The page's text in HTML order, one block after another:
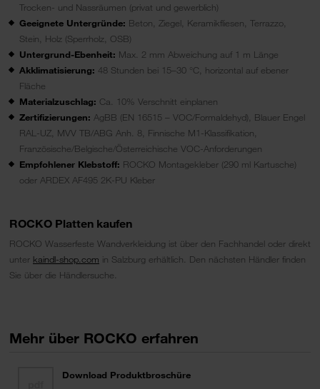
Trocken- und Nassräumen (privat und gewerblich)
Geeignete Untergründe: Beton, Ziegel, Keramikfliesen, Terrazzo,
Stein, Holz (Sperrholz, OSB)
Untergrund-Ebenheit: Max. 2 mm Abweichung auf 1 m Länge
Akklimatisierung: 48 Stunden bei 15–30 °C, horizontal auf ebener
Fläche
Materialzuschlag: Ca. 10% Verschnitt einplanen
Zertifizierungen: AgBB (EN 16515 – VOC/Formaldehyd), Blauer Engel
RAL-UZ, MVV TB/ABG Anh. 8, Finnische M1-Klassifikation,
Französische/Belgische/Österreichische VOC-Anforderungen
Empfohlener Klebstoff: ROCKO Montagekleber (290 ml Kartusche)
oder ARDEX AF495 2K-PU Kleber
ROCKO Platten kaufen
ROCKO Wasserfeste Wandverkleidung ist über den Fachhandel oder direkt
unter kaindl-shop.com in Salzburg erhältlich. Den nächsten Händler finden
Sie über die Händlersuche.
Mehr über ROCKO erfahren
Download Produktbroschüre